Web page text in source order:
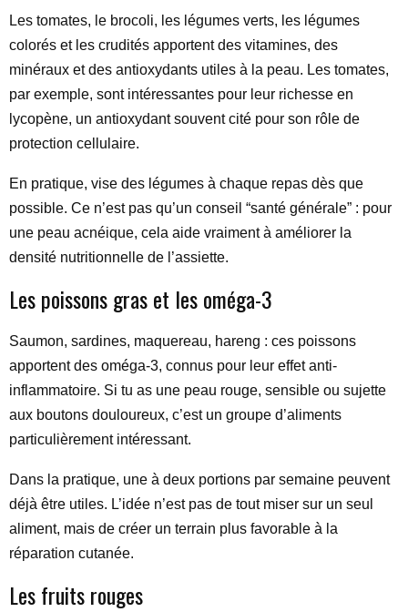
Les tomates, le brocoli, les légumes verts, les légumes
colorés et les crudités apportent des vitamines, des
minéraux et des antioxydants utiles à la peau. Les tomates,
par exemple, sont intéressantes pour leur richesse en
lycopène, un antioxydant souvent cité pour son rôle de
protection cellulaire.
En pratique, vise des légumes à chaque repas dès que
possible. Ce n’est pas qu’un conseil “santé générale” : pour
une peau acnéique, cela aide vraiment à améliorer la
densité nutritionnelle de l’assiette.
Les poissons gras et les oméga-3
Saumon, sardines, maquereau, hareng : ces poissons
apportent des oméga-3, connus pour leur effet anti-
inflammatoire. Si tu as une peau rouge, sensible ou sujette
aux boutons douloureux, c’est un groupe d’aliments
particulièrement intéressant.
Dans la pratique, une à deux portions par semaine peuvent
déjà être utiles. L’idée n’est pas de tout miser sur un seul
aliment, mais de créer un terrain plus favorable à la
réparation cutanée.
Les fruits rouges